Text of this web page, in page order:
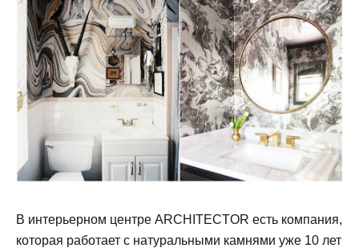
В интерьерном центре ARCHITECTOR есть компания,
которая работает с натуральными камнями уже 10 лет